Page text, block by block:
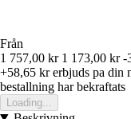
Från
1 757,00 kr 1 173,00 kr -
+58,65 krerbjuds pa din
bestallning har bekraftats
Loading...